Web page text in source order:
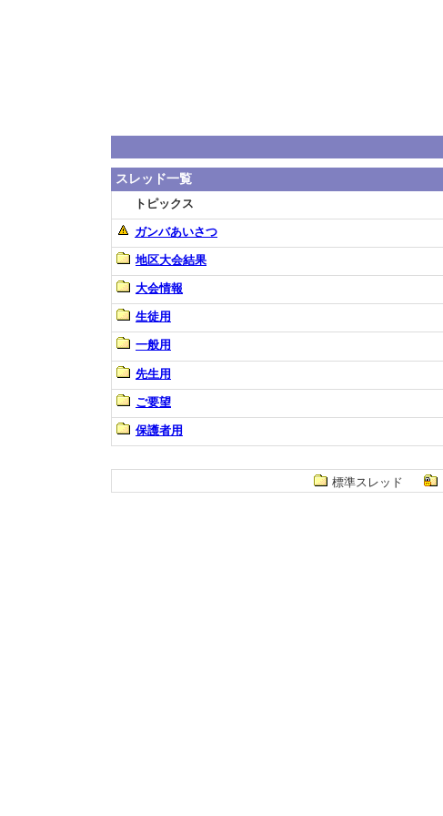
スレッド一覧
トピックス
ガンバあいさつ
地区大会結果
大会情報
生徒用
一般用
先生用
ご要望
保護者用
標準スレッド